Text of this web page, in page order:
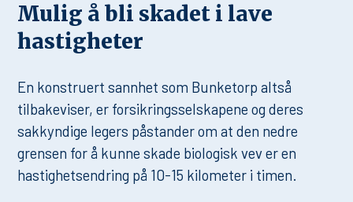
Mulig å bli skadet i lave
hastigheter
En konstruert sannhet som Bunketorp altså
tilbakeviser, er forsikringsselskapene og deres
sakkyndige legers påstander om at den nedre
grensen for å kunne skade biologisk vev er en
hastighetsendring på 10-15 kilometer i timen.